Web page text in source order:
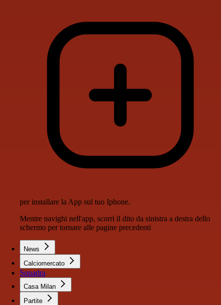
per installare la App sul tuo Iphone.
Mentre navighi nell'app, scorri il dito da sinistra a destra dello
schermo per tornare alle pagine precedenti
News
Calciomercato
Squadra
Casa Milan
Partite